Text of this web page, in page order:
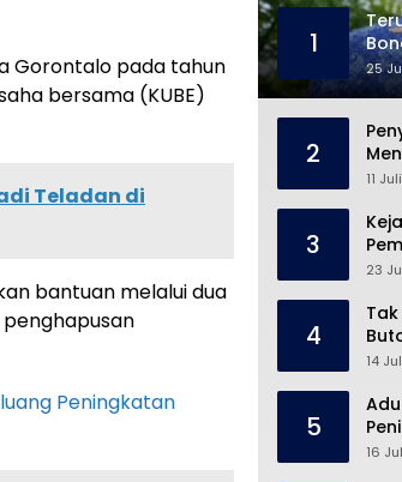
Gorontalo pada tahun
bersama (KUBE)
Teladan di
bantuan melalui dua
Peningkatan
1
25
2
11
3
23
4
Tak
14
5
16